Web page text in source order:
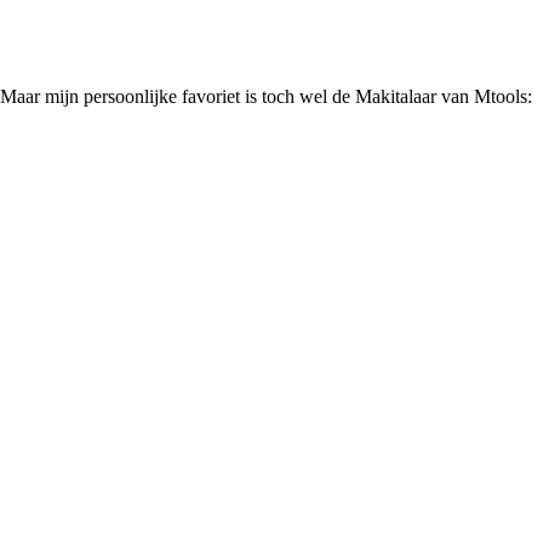
Maar mijn persoonlijke favoriet is toch wel de Makitalaar van Mtools: